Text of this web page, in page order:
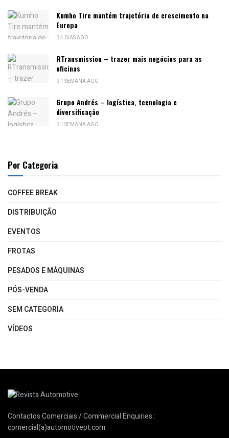
Kumho Tire mantém trajetória de crescimento na
Europa
4 DIAS AGO
RTransmission – trazer mais negócios para as
oficinas
1 SEMANA AGO
Grupo Andrés – logística, tecnologia e
diversificação
1 SEMANA AGO
Por Categoria
COFFEE BREAK
DISTRIBUIÇÃO
EVENTOS
FROTAS
PESADOS E MÁQUINAS
PÓS-VENDA
SEM CATEGORIA
VÍDEOS
Contactos Comerciais / Commercial Enquiries :
comercial(a)automotivept.com